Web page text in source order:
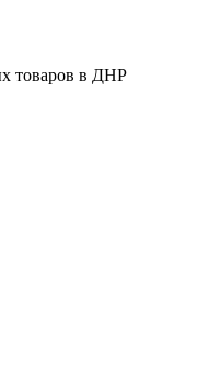
товаров в ДНР